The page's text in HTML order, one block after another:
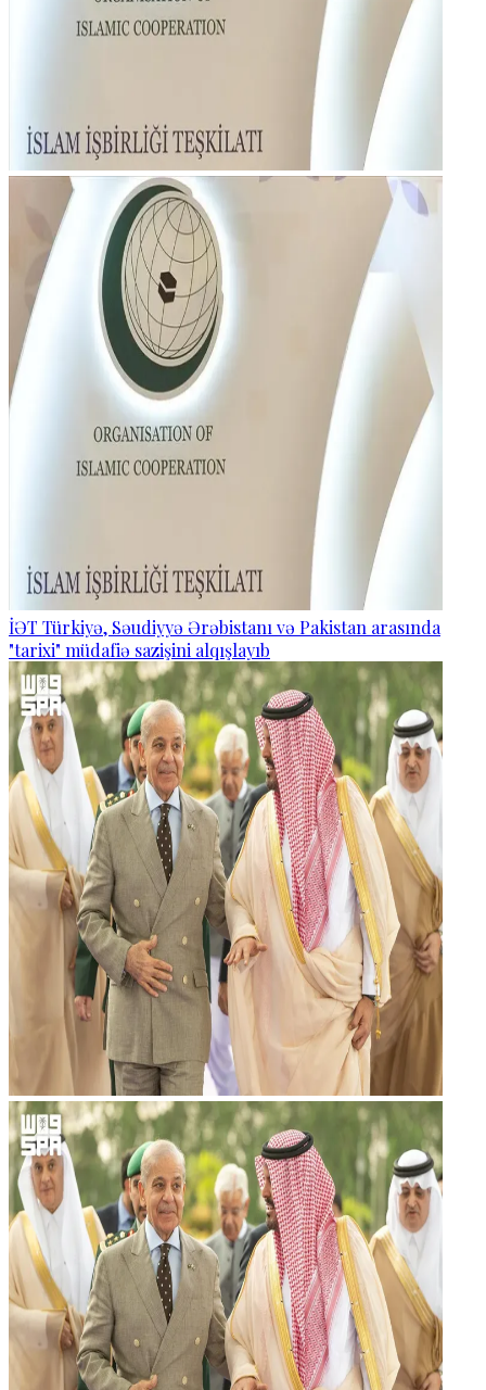
İƏT Türkiyə, Səudiyyə Ərəbistanı və Pakistan arasında
"tarixi" müdafiə sazişini alqışlayıb